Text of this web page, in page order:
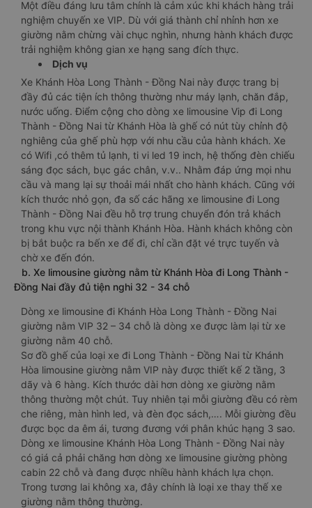
Một điều đáng lưu tâm chính là cảm xúc khi khách hàng trải
nghiệm chuyến xe VIP. Dù với giá thành chỉ nhỉnh hơn xe
giường nằm chừng vài chục nghìn, nhưng hành khách được
trải nghiệm không gian xe hạng sang đích thực.
Dịch vụ
Xe Khánh Hòa Long Thành - Đồng Nai này được trang bị
đầy đủ các tiện ích thông thường như máy lạnh, chăn đắp,
nước uống. Điểm cộng cho dòng xe limousine Vip đi Long
Thành - Đồng Nai từ Khánh Hòa là ghế có nút tùy chỉnh độ
nghiêng của ghế phù hợp với nhu cầu của hành khách. Xe
có Wifi ,có thêm tủ lạnh, ti vi led 19 inch, hệ thống đèn chiếu
sáng đọc sách, bục gác chân, v.v.. Nhằm đáp ứng mọi nhu
cầu và mang lại sự thoải mái nhất cho hành khách. Cũng với
kích thước nhỏ gọn, đa số các hãng xe limousine đi Long
Thành - Đồng Nai đều hỗ trợ trung chuyển đón trả khách
trong khu vực nội thành Khánh Hòa. Hành khách không còn
bị bắt buộc ra bến xe để đi, chỉ cần đặt vé trực tuyến và
chờ xe đến đón.
b. Xe limousine giường nằm từ Khánh Hòa đi Long Thành -
Đồng Nai đầy đủ tiện nghi 32 - 34 chỗ
Dòng xe limousine đi Khánh Hòa Long Thành - Đồng Nai
giường nằm VIP 32 – 34 chỗ là dòng xe được làm lại từ xe
giường nằm 40 chỗ.
Sơ đồ ghế của loại xe đi Long Thành - Đồng Nai từ Khánh
Hòa limousine giường nằm VIP này được thiết kế 2 tầng, 3
dãy và 6 hàng. Kích thước dài hơn dòng xe giường nằm
thông thường một chút. Tuy nhiên tại mỗi giường đều có rèm
che riêng, màn hình led, và đèn đọc sách,…. Mỗi giường đều
được bọc da êm ái, tương đương với phân khúc hạng 3 sao.
Dòng xe limousine Khánh Hòa Long Thành - Đồng Nai này
có giá cả phải chăng hơn dòng xe limousine giường phòng
cabin 22 chỗ và đang được nhiều hành khách lựa chọn.
Trong tương lai không xa, đây chính là loại xe thay thế xe
giường nằm thông thường.